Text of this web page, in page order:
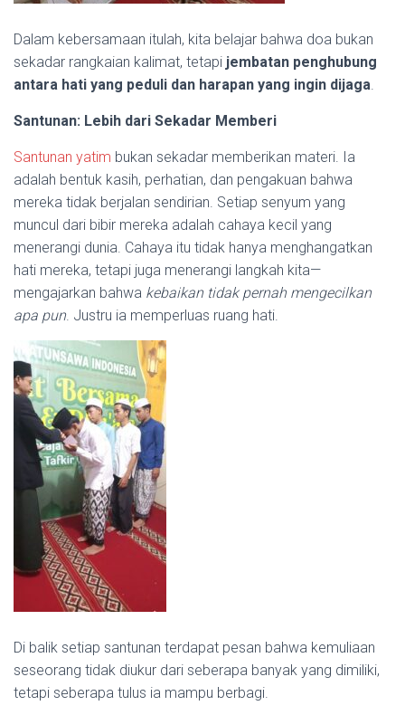
Dalam kebersamaan itulah, kita belajar bahwa doa bukan
sekadar rangkaian kalimat, tetapi jembatan penghubung
antara hati yang peduli dan harapan yang ingin dijaga.
Santunan: Lebih dari Sekadar Memberi
Santunan yatim bukan sekadar memberikan materi. Ia
adalah bentuk kasih, perhatian, dan pengakuan bahwa
mereka tidak berjalan sendirian. Setiap senyum yang
muncul dari bibir mereka adalah cahaya kecil yang
menerangi dunia. Cahaya itu tidak hanya menghangatkan
hati mereka, tetapi juga menerangi langkah kita—
mengajarkan bahwa kebaikan tidak pernah mengecilkan
apa pun. Justru ia memperluas ruang hati.
Di balik setiap santunan terdapat pesan bahwa kemuliaan
seseorang tidak diukur dari seberapa banyak yang dimiliki,
tetapi seberapa tulus ia mampu berbagi.